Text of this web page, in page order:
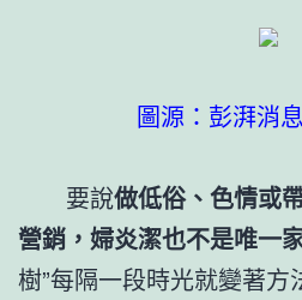
圖源：彭湃消
要說做低俗、色情或
營銷，婦炎潔也不是唯一
樹”每隔一段時光就變著方